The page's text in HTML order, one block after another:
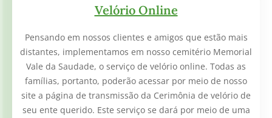
Velório Online
Pensando em nossos clientes e amigos que estão mais
distantes, implementamos em nosso cemitério Memorial
Vale da Saudade, o serviço de velório online. Todas as
famílias, portanto, poderão acessar por meio de nosso
site a página de transmissão da Cerimônia de velório de
seu ente querido. Este serviço se dará por meio de uma